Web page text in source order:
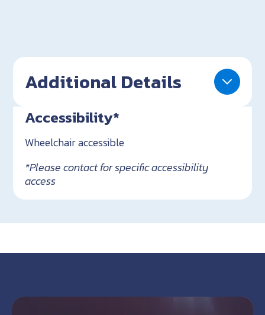
Additional Details
Accessibility*
Wheelchair accessible
*Please contact for specific accessibility
access